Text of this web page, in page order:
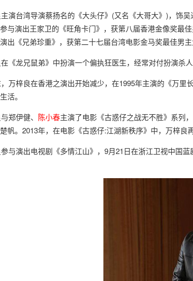
台湾导演蔡扬名的《大头仔》(又名《大哥大》)，饰
与演出王家卫的《旺角卡门》，获第八届香港金像奖最
出《兄弟珍重》，获第二十七届台湾电影金马奖最佳男主
龙兄鼠弟》中扮演一个偏执狂医生，经常对付扮演杀人
梓良在香港之演出开始减少，在1995年主演的《万里
活。
伊健、 陈小春主演了电影《古惑仔之战无不胜》系列
帆。2013年，在电影《古惑仔:江湖新秩序》中，万梓良
演出电视剧《多情江山》，9月21日在浙江卫视中国蓝